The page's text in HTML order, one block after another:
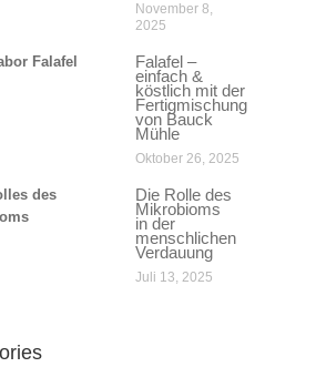
November 8,
2025
Falafel –
einfach &
köstlich mit der
Fertigmischung
von Bauck
Mühle
Oktober 26, 2025
Die Rolle des
Mikrobioms
in der
menschlichen
Verdauung
Juli 13, 2025